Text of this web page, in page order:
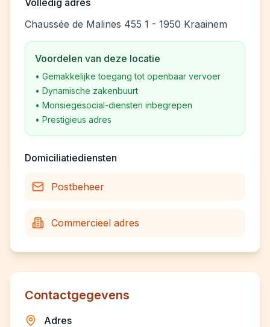
Volledig adres
Chaussée de Malines 455 1 - 1950 Kraainem
Voordelen van deze locatie
• Gemakkelijke toegang tot openbaar vervoer
• Dynamische zakenbuurt
• Monsiegesocial-diensten inbegrepen
• Prestigieus adres
Domiciliatiediensten
Postbeheer
Commercieel adres
Contactgegevens
Adres